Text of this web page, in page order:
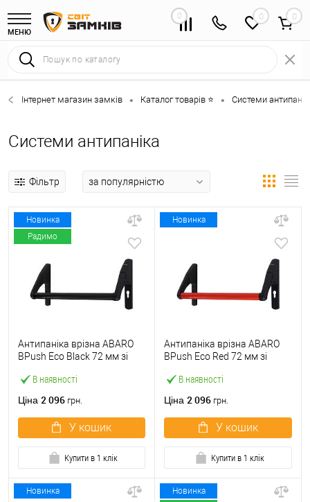
МЕНЮ
0 0
Інтернет магазин замків • Каталог товарів ⭐ • Системи
Системи антипаніка
Фільтр
Новинка
Радимо
В наявності
Антипаніка врізна ABARO
BPush Eco Black 72 мм зі
Ціна 2 096 грн.
У кошик
Купити в 1 клік
Новинка
В наявності
Антипаніка врізна ABARO
BPush Eco Red 72 мм зі
Ціна 2 096 грн.
У кошик
Купити в 1 клік
Новинка
Новинка